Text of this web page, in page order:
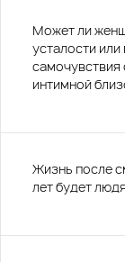
Может ли
усталости
самочувствия
интимной
Жизнь после
лет будет